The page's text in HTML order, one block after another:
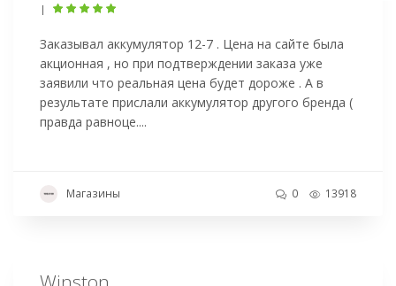
|
Заказывал аккумулятор 12-7 . Цена на сайте была
акционная , но при подтверждении заказа уже
заявили что реальная цена будет дороже . А в
результате прислали аккумулятор другого бренда (
правда равноце....
Магазины 0 13918